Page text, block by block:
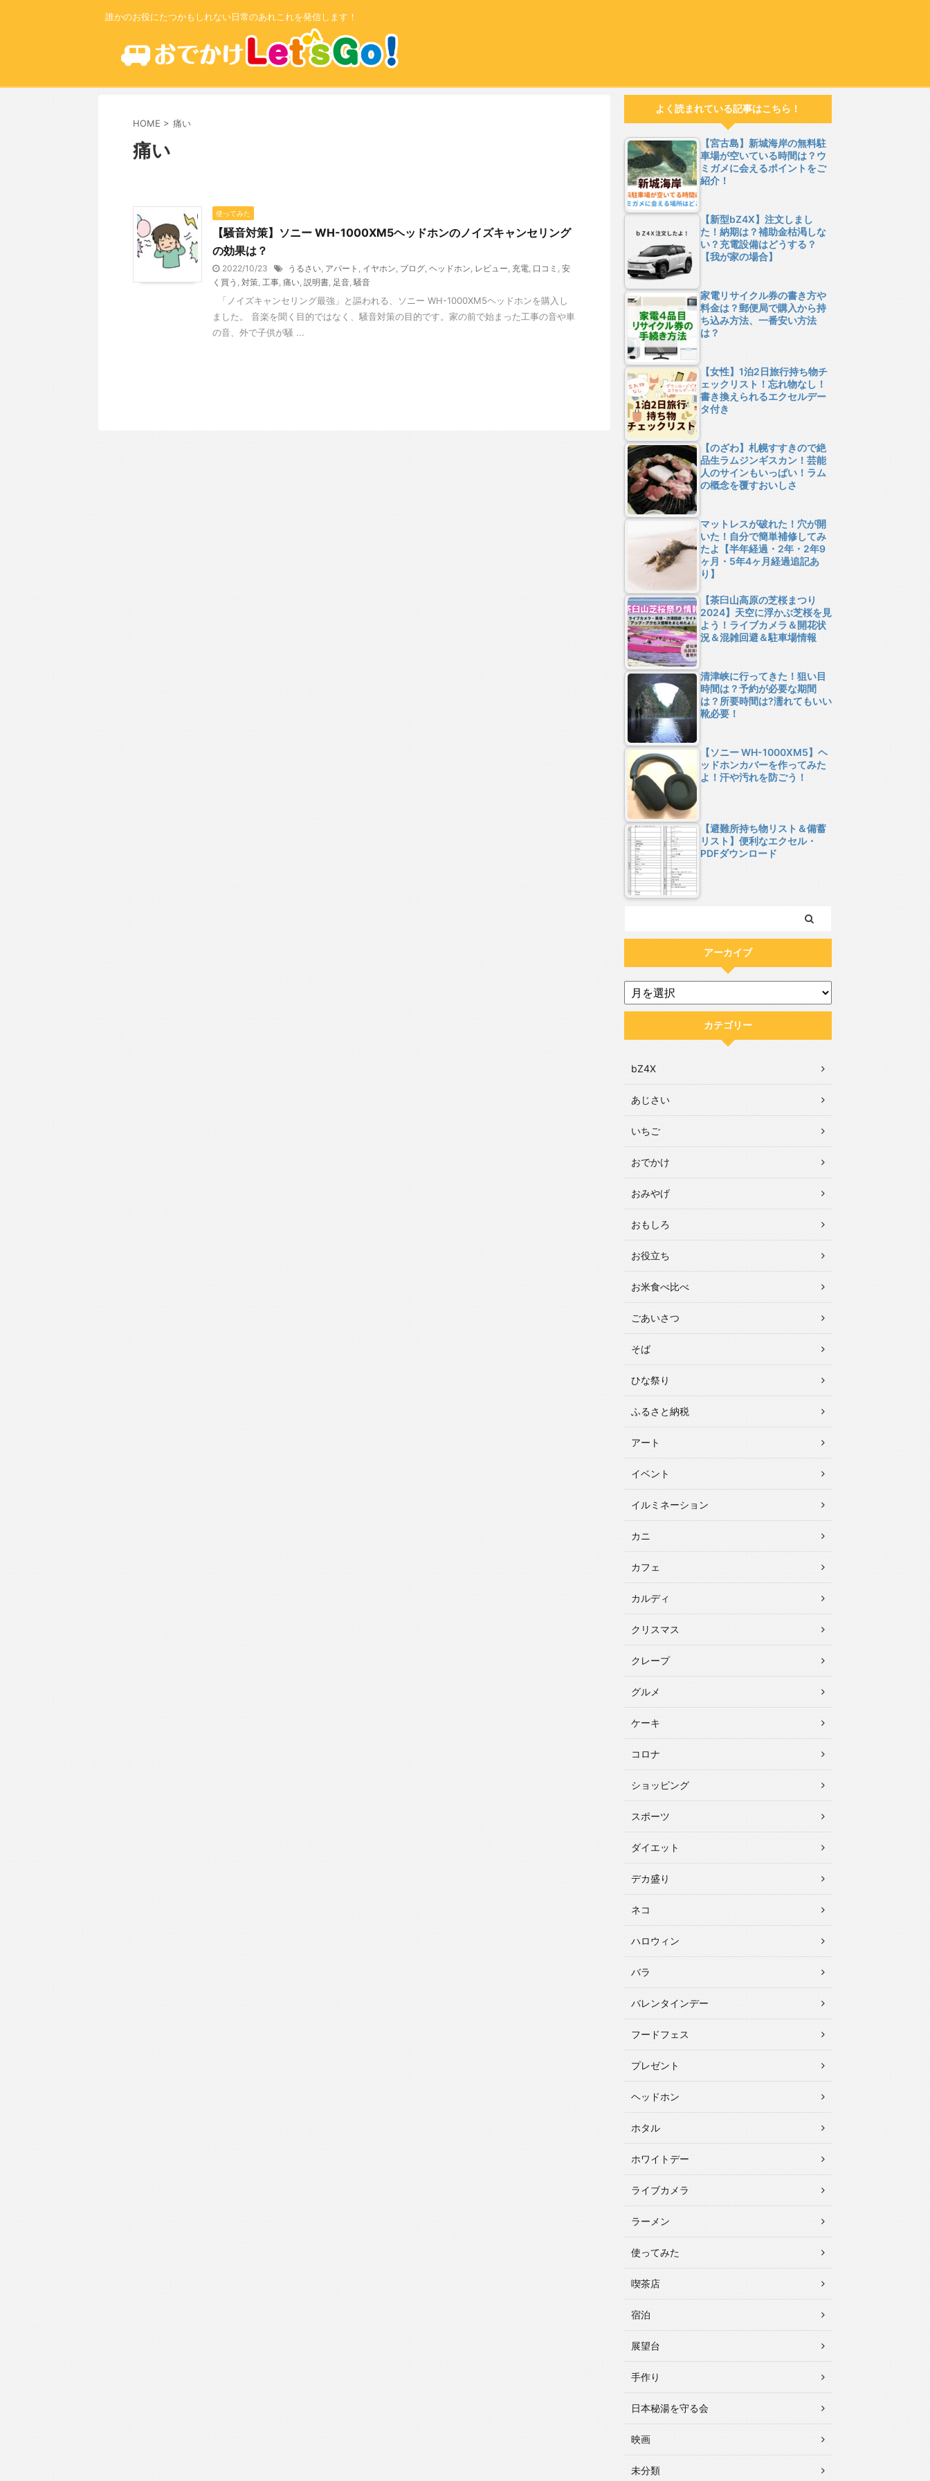
誰かのお役にたつかもしれない日常のあれこれを発信します！
HOME > 痛い
痛い
使ってみた
【騒音対策】ソニー WH-1000XM5ヘッドホンのノイズキャンセリング
の効果は？
2022/10/23 うるさい, アパート , イヤホン, ブログ, ヘッドホン, レビュー, 充電, 口コミ , 安
く買う , 対策, 工事, 痛い, 説明書, 足音, 騒音
「ノイズキャンセリング最強」と謳われる、ソニー WH-1000XM5ヘッドホンを購入し
ました。 音楽を聞く目的ではなく、騒音対策の目的です。家の前で始まった工事の音や車
の音、外で子供が騒 ...
よく読まれている記事はこちら！
【宮古島】新城海岸の無料駐
車場が空いている時間は？ウ
ミガメに会えるポイントをご
紹介！
【新型bZ4X】注文しまし
た！納期は？補助金枯渇しな
い？充電設備はどうする？
【我が家の場合】
家電リサイクル券の書き方や
料金は？郵便局で購入から持
ち込み方法、一番安い方法
は？
【女性】1泊2日旅行持ち物チ
ェックリスト！忘れ物なし！
書き換えられるエクセルデー
タ付き
【のざわ】札幌すすきので絶
品生ラムジンギスカン！芸能
人のサインもいっぱい！ラム
の概念を覆すおいしさ
マットレスが破れた！穴が開
いた！自分で簡単補修してみ
たよ【半年経過・2年・2年9
ヶ月・5年4ヶ月経過追記あ
り】
【茶臼山高原の芝桜まつり
2024】天空に浮かぶ芝桜を見
よう！ライブカメラ＆開花状
況＆混雑回避＆駐車場情報
清津峡に行ってきた！狙い目
時間は？予約が必要な期間
は？所要時間は?濡れてもいい
靴必要！
【ソニー WH-1000XM5】ヘ
ッドホンカバーを作ってみた
よ！汗や汚れを防ごう！
【避難所持ち物リスト＆備蓄
リスト】便利なエクセル・
PDFダウンロード
アーカイブ
カテゴリー
bZ4X
あじさい
いちご
おでかけ
おみやげ
おもしろ
お役立ち
お米食べ比べ
ごあいさつ
そば
ひな祭り
ふるさと納税
アート
イベント
イルミネーション
カニ
カフェ
カルディ
クリスマス
クレープ
グルメ
ケーキ
コロナ
ショッピング
スポーツ
ダイエット
デカ盛り
ネコ
ハロウィン
バラ
バレンタインデー
フードフェス
プレゼント
ヘッドホン
ホタル
ホワイトデー
ライブカメラ
ラーメン
使ってみた
喫茶店
宿泊
展望台
手作り
日本秘湯を守る会
映画
未分類